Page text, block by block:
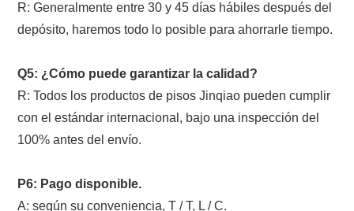
R: Generalmente entre 30 y 45 días hábiles después del
depósito, haremos todo lo posible para ahorrarle tiempo.
Q5: ¿Cómo puede garantizar la calidad?
R: Todos los productos de pisos Jinqiao pueden cumplir
con el estándar internacional, bajo una inspección del
100% antes del envío.
P6: Pago disponible.
A: según su conveniencia, T / T, L / C.